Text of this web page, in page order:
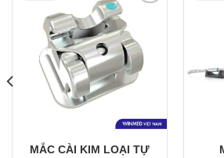
thích
MẮC CÀI KIM LOẠI TỰ